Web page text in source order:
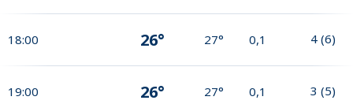
18:00 26° 27° 0,1 4 (6)
19:00 26° 27° 0,1 3 (5)